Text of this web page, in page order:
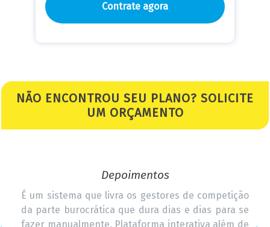
Contrate agora
NÃO ENCONTROU SEU PLANO? SOLICITE
UM ORÇAMENTO
Depoimentos
às
É um sistema que livra os gestores de competição
da parte burocrática que dura dias e dias para se
fazer manualmente. Plataforma interativa além de